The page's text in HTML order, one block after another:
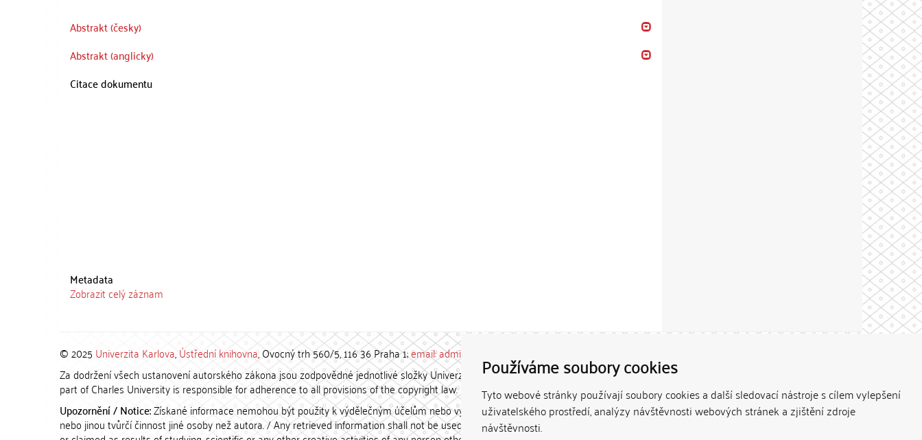
Používáme soubory cookies
Tyto webové stránky používají soubory cookies a další sledovací nástroje s cílem vylepšení
uživatelského prostředí, analýzy návštěvnosti webových stránek a zjištění zdroje
návštěvnosti.
Abstrakt (česky)
Abstrakt (anglicky)
Citace dokumentu
Metadata
Zobrazit celý záznam
© 2025 Univerzita Karlova,Ústřední knihovna, Ovocný trh 560/5, 116 36 Praha 1;email: admin-repozitar [at] cuni.cz
Za dodržení všech ustanovení autorského zákona jsou zodpovědné jednotlivé složky Univerzity Karlovy. / Each constituent
part of Charles University is responsible for adherence to all provisions of the copyright law.
Upozornění / Notice:Získané informace nemohou být použity k výdělečným účelům nebo vydávány za studijní, vědeckou
nebo jinou tvůrčí činnost jiné osoby než autora. / Any retrieved information shall not be used for any commercial purposes